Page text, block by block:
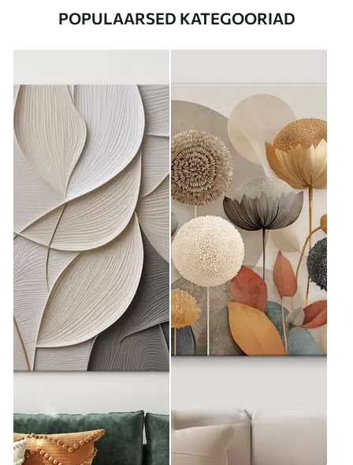
POPULAARSED KATEGOORIAD